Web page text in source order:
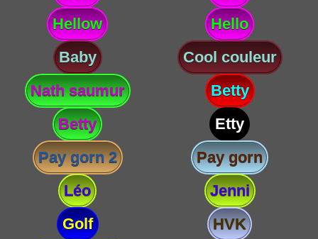
Hellow
Hello
Baby
Cool couleur
Nath saumur
Betty
Betty
Etty
Pay gorn 2
Pay gorn
Léo
Jenni
Golf
HVK